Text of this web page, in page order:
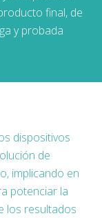
final, de
y probada
dispositivos
de
implicando en
potenciar la
los resultados